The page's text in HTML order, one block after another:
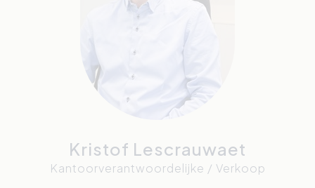
Kristof Lescrauwaet
Kantoorverantwoordelijke / Verkoop